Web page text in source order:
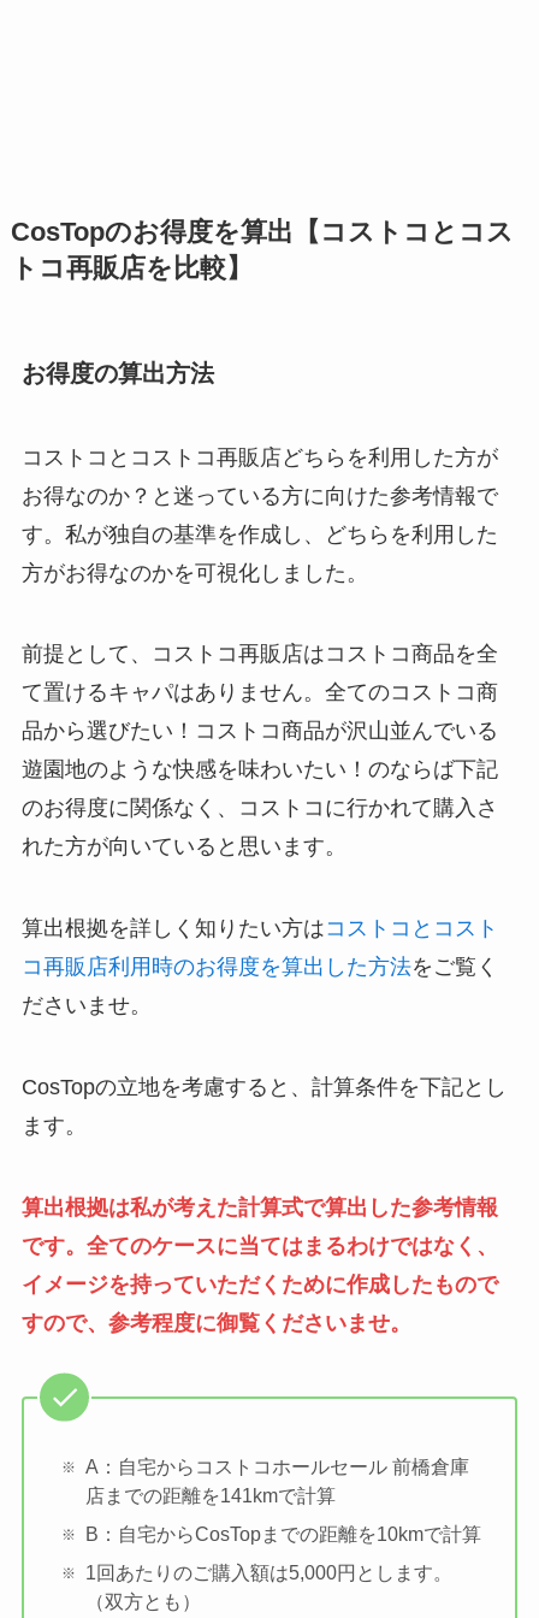
CosTopのお得度を算出【コストコとコス
トコ再販店を比較】
お得度の算出方法
コストコとコストコ再販店どちらを利用した方が
お得なのか？と迷っている方に向けた参考情報で
す。私が独自の基準を作成し、どちらを利用した
方がお得なのかを可視化しました。
前提として、コストコ再販店はコストコ商品を全
て置けるキャパはありません。全てのコストコ商
品から選びたい！コストコ商品が沢山並んでいる
遊園地のような快感を味わいたい！のならば下記
のお得度に関係なく、コストコに行かれて購入さ
れた方が向いていると思います。
算出根拠を詳しく知りたい方はコストコとコスト
コ再販店利用時のお得度を算出した方法をご覧く
ださいませ。
CosTopの立地を考慮すると、計算条件を下記とし
ます。
算出根拠は私が考えた計算式で算出した参考情報
です。全てのケースに当てはまるわけではなく、
イメージを持っていただくために作成したもので
すので、参考程度に御覧くださいませ。
A：自宅からコストコホールセール 前橋倉庫
店までの距離を141kmで計算
B：自宅からCosTopまでの距離を10kmで計算
1回あたりのご購入額は5,000円とします。
（双方とも）